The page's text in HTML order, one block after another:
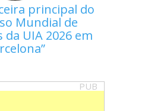
principal do
Mundial de
UIA 2026 em
PUB